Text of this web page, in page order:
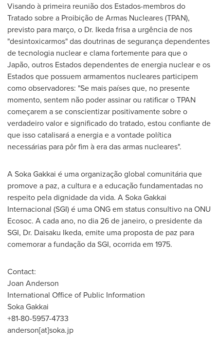
Visando à primeira reunião dos Estados-membros do
Tratado sobre a Proibição de Armas Nucleares (TPAN),
previsto para março, o Dr. Ikeda frisa a urgência de nos
"desintoxicarmos" das doutrinas de segurança dependentes
de tecnologia nuclear e clama fortemente para que o
Japão, outros Estados dependentes de energia nuclear e os
Estados que possuem armamentos nucleares participem
como observadores: "Se mais países que, no presente
momento, sentem não poder assinar ou ratificar o TPAN
começarem a se conscientizar positivamente sobre o
verdadeiro valor e significado do tratado, estou confiante de
que isso catalisará a energia e a vontade política
necessárias para pôr fim à era das armas nucleares".
A Soka Gakkai é uma organização global comunitária que
promove a paz, a cultura e a educação fundamentadas no
respeito pela dignidade da vida. A Soka Gakkai
Internacional (SGI) é uma ONG em status consultivo na ONU
Ecosoc. A cada ano, no dia 26 de janeiro, o presidente da
SGI, Dr. Daisaku Ikeda, emite uma proposta de paz para
comemorar a fundação da SGI, ocorrida em 1975.
Contact:
Joan Anderson
International Office of Public Information
Soka Gakkai
+81-80-5957-4733
anderson[at]soka.jp